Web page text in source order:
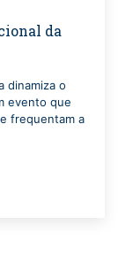
da
dinamiza o
evento que
frequentam a